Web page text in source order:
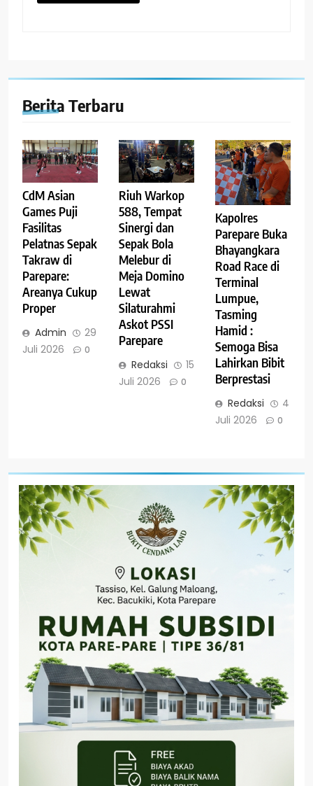
Berita Terbaru
CdM Asian
Games Puji
Fasilitas
Pelatnas Sepak
Takraw di
Parepare:
Areanya Cukup
Proper
Admin
29
Juli 2026
0
Riuh Warkop
588, Tempat
Sinergi dan
Sepak Bola
Melebur di
Meja Domino
Lewat
Silaturahmi
Askot PSSI
Parepare
Redaksi
15
Juli 2026
0
Kapolres
Parepare Buka
Bhayangkara
Road Race di
Terminal
Lumpue,
Tasming
Hamid :
Semoga Bisa
Lahirkan Bibit
Berprestasi
Redaksi
4
Juli 2026
0